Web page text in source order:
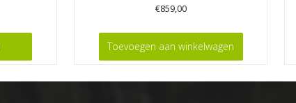
€859,00
Toevoegen aan winkelwagen